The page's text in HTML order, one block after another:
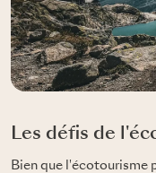
Les défis de
Bien que l'écotourisme